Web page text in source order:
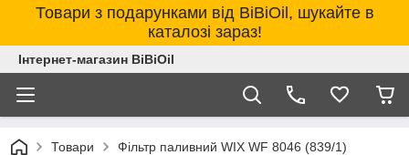
Товари з подарунками від BiBiOil, шукайте в
каталозі зараз!
Інтернет-магазин BiBiOil
Товари Фільтр паливний WIX WF 8046 (839/1)